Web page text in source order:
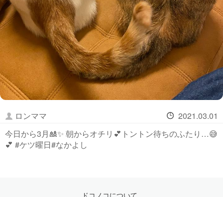
ロンママ
2021.03.01
今日から3月🎎✨ 朝からオチリ💕トントン待ちのふたり…😅
💕 #ケツ曜日#なかよし